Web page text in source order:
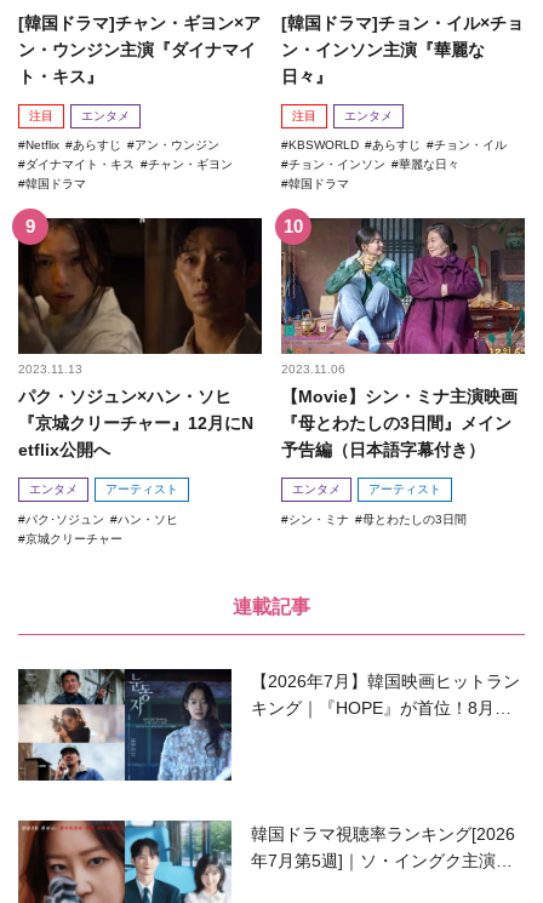
[韓国ドラマ]チャン・ギヨン×ア
ン・ウンジン主演『ダイナマイ
ト・キス』
注目 エンタメ
Netflix あらすじ
アン・ウンジン
ダイナマイト・キス
チャン・ギヨン
韓国ドラマ
[韓国ドラマ]チョン・イル×チョ
ン・インソン主演『華麗な
日々』
注目 エンタメ
KBSWORLD あらすじ
チョン・イル
チョン・インソン
華麗な日々
韓国ドラマ
2023.11.13
パク・ソジュン×ハン・ソヒ
『京城クリーチャー』12月にN
etflix公開へ
エンタメ アーティスト
パク･ソジュン
ハン・ソヒ
京城クリーチャー
2023.11.06
【Movie】シン・ミナ主演映画
『母とわたしの3日間』メイン
予告編（日本語字幕付き）
エンタメ アーティスト
シン・ミナ 母とわたしの3日間
連載記事
【2026年7月】韓国映画ヒットラン
キング｜『HOPE』が首位！8月公
韓国ドラマ視聴率ランキング[2026
年7月第5週]｜ソ・イングク主演の